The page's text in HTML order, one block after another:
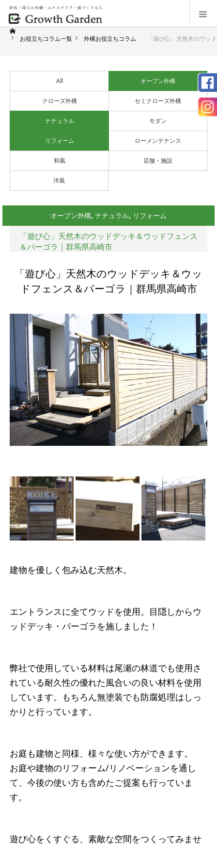
お役立ちコラム一覧 外構お役立ちコラム 「遊び心」天然木のウッ
All オープン外構
クローズ外構 セミクローズ外構
ナチュラル モダン
リフォーム ローメンテナンス
和風 店舗・施設
洋風
オープン外構, ナチュラル, リフォーム
「遊び心」天然木のウッドデッキ＆ウッドフェンス
＆パーゴラ｜群馬県高崎市
「遊び心」天然木のウッドデッキ＆ウッ
ドフェンス＆パーゴラ｜群馬県高崎市
建物を優しく包み込む天然木。
エントランスに全てウッドを使用。目隠しからウ
ッドデッキ・パーゴラを施しました！
弊社で使用している材料は尾瀬の林道でも使用さ
れている耐久性の優れた風合いの良い材料を使用
しています。もちろん無塗装でも防腐処理はしっ
かりと行っています。
お庭も建物と同様、様々な使い方ができます。
お庭や建物のリフォーム/リノベーションを通し
て、今後の使い方も含めたご提案も行っていま
す。
遊び心をくすぐる、素敵な空間をつくってみませ